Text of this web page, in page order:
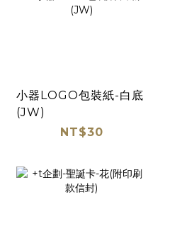
小器LOGO包裝紙-白底
(JW)
NT$30